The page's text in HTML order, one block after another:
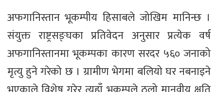
अफगानिस्तान भूकम्पीय हिसाबले जोखिम मानिन्छ ।
संयुक्त राष्ट्रसङ्घका प्रतिवेदन अनुसार प्रत्येक वर्ष
अफगानिस्तानमा भूकम्पका कारण सरदर ५६० जनाको
मृत्यु हुने गरेको छ । ग्रामीण भेगमा बलियो घर नबनाइने